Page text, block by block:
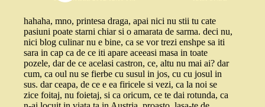
hahaha, mno, printesa draga, apai nici nu stii tu cate
pasiuni poate starni chiar si o amarata de sarma. deci nu,
nici blog culinar nu e bine, ca se vor trezi enshpe sa iti
sara in cap ca de ce iti apare aceeasi masa in toate
pozele, dar de ce acelasi castron, ce, altu nu mai ai? dar
cum, ca oul nu se fierbe cu susul in jos, cu cu josul in
sus. dar ceapa, de ce e ea firicele si vezi, ca la noi se
zice foitaj, nu foietaj, si ca oricum, ce te dai rotunda, ca